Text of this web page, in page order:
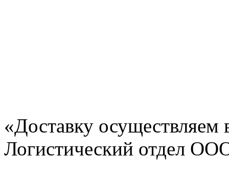
«Доставку осуществляем
Логистический отдел